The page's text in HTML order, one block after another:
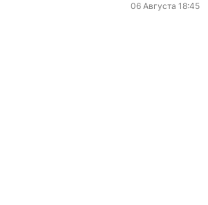
06 Августа 18:45